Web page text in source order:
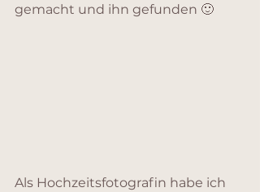
gemacht und ihn gefunden 🙂
Als Hochzeitsfotografin habe ich